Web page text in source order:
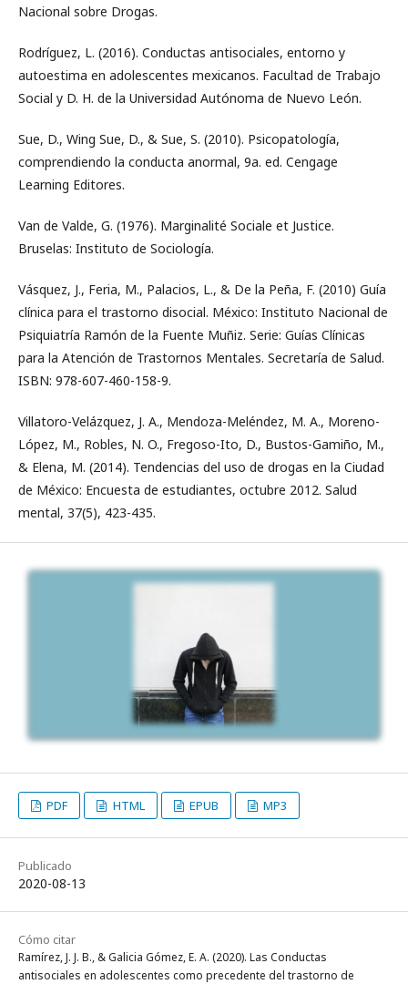
Nacional sobre Drogas.
Rodríguez, L. (2016). Conductas antisociales, entorno y
autoestima en adolescentes mexicanos. Facultad de Trabajo
Social y D. H. de la Universidad Autónoma de Nuevo León.
Sue, D., Wing Sue, D., & Sue, S. (2010). Psicopatología,
comprendiendo la conducta anormal, 9a. ed. Cengage
Learning Editores.
Van de Valde, G. (1976). Marginalité Sociale et Justice.
Bruselas: Instituto de Sociología.
Vásquez, J., Feria, M., Palacios, L., & De la Peña, F. (2010) Guía
clínica para el trastorno disocial. México: Instituto Nacional de
Psiquiatría Ramón de la Fuente Muñiz. Serie: Guías Clínicas
para la Atención de Trastornos Mentales. Secretaría de Salud.
ISBN: 978-607-460-158-9.
Villatoro-Velázquez, J. A., Mendoza-Meléndez, M. A., Moreno-
López, M., Robles, N. O., Fregoso-Ito, D., Bustos-Gamiño, M.,
& Elena, M. (2014). Tendencias del uso de drogas en la Ciudad
de México: Encuesta de estudiantes, octubre 2012. Salud
mental, 37(5), 423-435.
PDF HTML EPUB MP3
Publicado
2020-08-13
Cómo citar
Ramírez, J. J. B., & Galicia Gómez, E. A. (2020). Las Conductas
antisociales en adolescentes como precedente del trastorno de